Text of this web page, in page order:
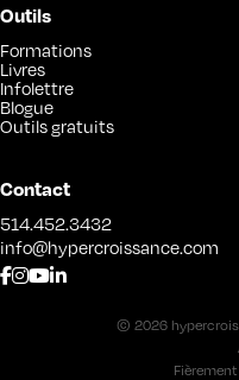
Outils
Formations
Livres
Infolettre
Blogue
Outils gratuits
Contact
514.452.3432
info@hypercroissance.com
© 2026